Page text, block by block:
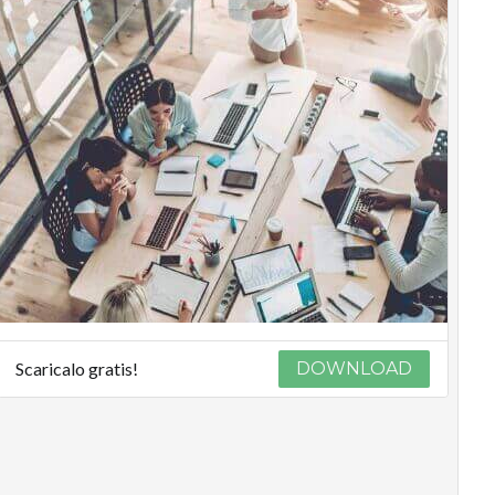
Scaricalo gratis! DOWNLOAD